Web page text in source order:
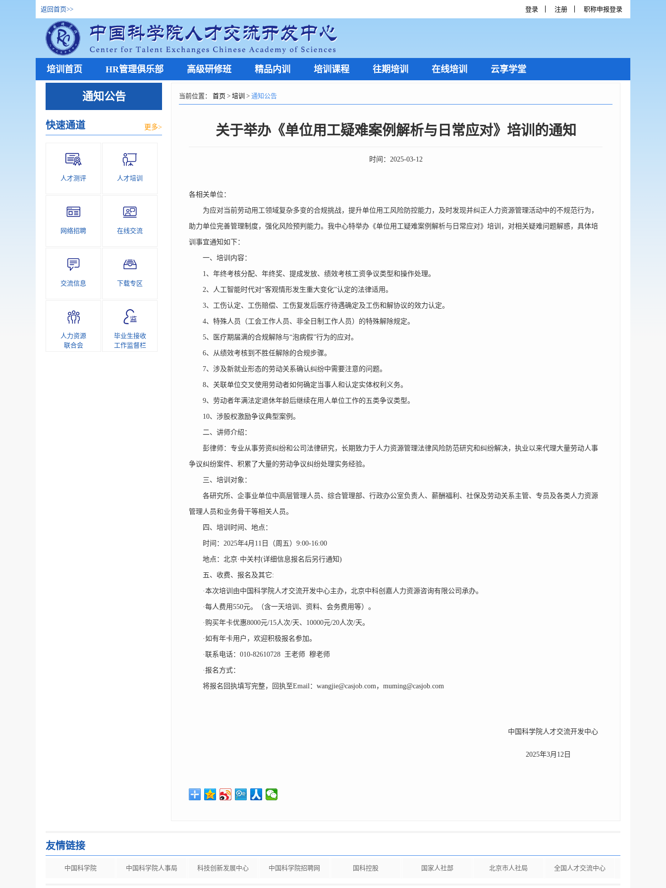
返回首页>> 登录 注册 职称申报登录
培训首页 HR管理俱乐部 高级研修班 精品内训 培训课程 往期培训 在线培训 云享学堂
通知公告
快速通道 更多>
人才测评 人才培训
网络招聘 在线交流
交流信息 下载专区
人力资源
联合会
毕业生接收
工作监督栏
当前位置： 首页 > 培训 > 通知公告
关于举办《单位用工疑难案例解析与日常应对》培训的通知
时间： 2025-03-12
各相关单位：
为应对当前劳动用工领域复杂多变的合规挑战，提升单位用工风险防控能力，及时发现并纠正人力资源管理活动中的不规范行为，
助力单位完善管理制度，强化风险预判能力。我中心特举办《单位用工疑难案例解析与日常应对》培训，对相关疑难问题解惑，具体培
训事宜通知如下：
一、培训内容：
1、年终考核分配、年终奖、提成发放、绩效考核工资争议类型和操作处理。
2、人工智能时代对“客观情形发生重大变化”认定的法律适用。
3、工伤认定、工伤赔偿、工伤复发后医疗待遇确定及工伤和解协议的效力认定。
4、特殊人员（工会工作人员、非全日制工作人员）的特殊解除规定。
5、医疗期届满的合规解除与“泡病假”行为的应对。
6、从绩效考核到不胜任解除的合规步骤。
7、涉及新就业形态的劳动关系确认纠纷中需要注意的问题。
8、关联单位交叉使用劳动者如何确定当事人和认定实体权利义务。
9、劳动者年满法定退休年龄后继续在用人单位工作的五类争议类型。
10、涉股权激励争议典型案例。
二、讲师介绍：
彭律师：专业从事劳资纠纷和公司法律研究，长期致力于人力资源管理法律风险防范研究和纠纷解决，执业以来代理大量劳动人事
争议纠纷案件、积累了大量的劳动争议纠纷处理实务经验。
三、培训对象：
各研究所、企事业单位中高层管理人员、综合管理部、行政办公室负责人、薪酬福利、社保及劳动关系主管、专员及各类人力资源
管理人员和业务骨干等相关人员。
四、培训时间、地点：
时间：2025年4月11日（周五）9:00-16:00
地点：北京·中关村(详细信息报名后另行通知)
五、收费、报名及其它:
·本次培训由中国科学院人才交流开发中心主办，北京中科创嘉人力资源咨询有限公司承办。
·每人费用550元。（含一天培训、资料、会务费用等）。
·购买年卡优惠8000元/15人次/天、10000元/20人次/天。
·如有年卡用户，欢迎积极报名参加。
·联系电话：010-82610728 王老师 穆老师
·报名方式：
将报名回执填写完整，回执至Email：wangjie@casjob.com，muming@casjob.com
中国科学院人才交流开发中心
2025年3月12日
友情链接
中国科学院 中国科学院人事局 科技创新发展中心 中国科学院招聘网 国科控股 国家人社部 北京市人社局 全国人才交流中心